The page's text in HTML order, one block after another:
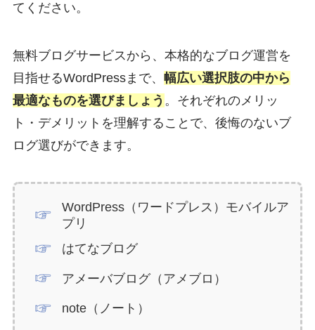
てください。
無料ブログサービスから、本格的なブログ運営を
目指せるWordPressまで、 幅広い選択肢の中から
最適なものを選びましょう 。それぞれのメリッ
ト・デメリットを理解することで、後悔のないブ
ログ選びができます。
WordPress（ワードプレス）モバイルア
プリ
はてなブログ
アメーバブログ（アメブロ）
note（ノート）